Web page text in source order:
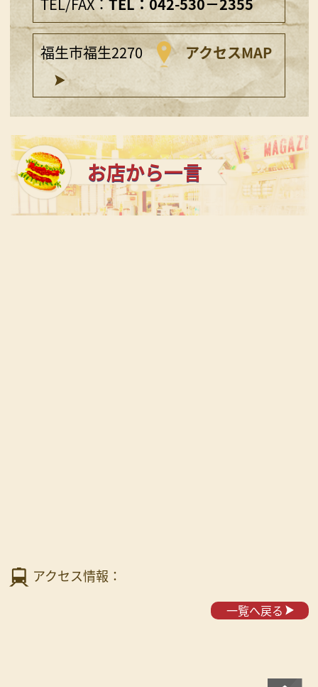
福生市福生2270 アクセスMAP
お店から一言
アクセス情報：
一覧へ戻る